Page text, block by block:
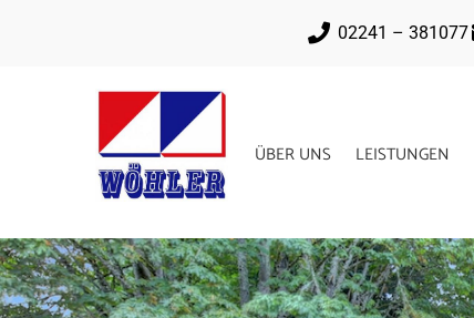
02241 – 381077
ÜBER UNS LEISTUNGEN